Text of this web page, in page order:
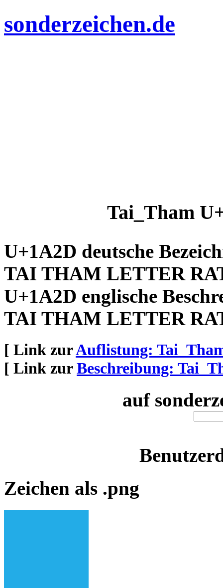
sonderzeichen.de
Tai_Tham
U+1A2D deutsche
TAI THAM LETTER
U+1A2D englische
TAI THAM LETTER
[ Link zurAuflistung:
[ Link zurBeschreibung:
auf
Zeichen als .png